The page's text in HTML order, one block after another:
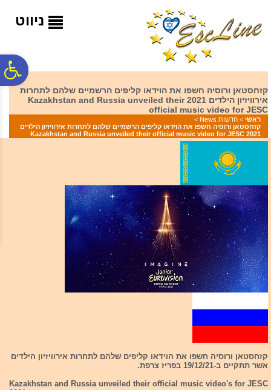
המרכזי
ניווט
קזחסטאן ורוסיה חשפו את הוידאו קליפים הרשמיים שלהם לתחרות
אירוויזיון הילדים 2021 Kazakhstan and Russia unveiled their
official music video for JESC
ראשי > חדשות News
>
קזחסטאן ורוסיה חשפו את הוידאו קליפים הרשמיים שלהם לתחרות אירוויזיון הילדים
2021 Kazakhstan and Russia unveiled their official music video for JESC
קזחסטאן ורוסיה חשפו את הוידאו קליפים שלהם לתחרות אירוויזיון הילדים
אשר תתקיים ב-19/12/21 בפריז צרפת.
Kazakhstan and Russia unveiled their official music video's for JESC